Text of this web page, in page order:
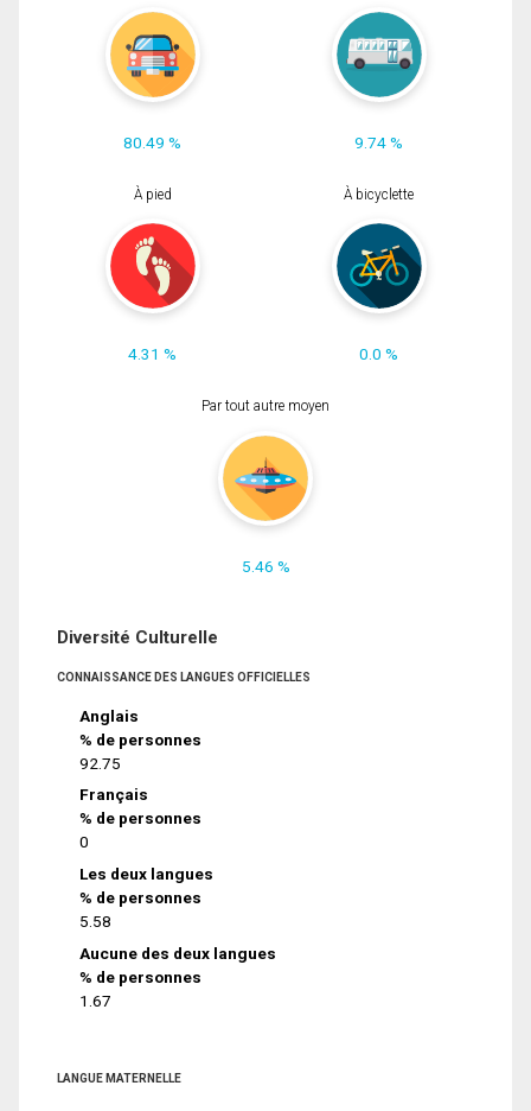
80.49 % 9.74 %
À pied
4.31 %
À bicyclette
0.0 %
Par tout autre moyen
5.46 %
Diversité Culturelle
CONNAISSANCE DES LANGUES OFFICIELLES
Anglais
% de personnes
92.75
Français
% de personnes
0
Les deux langues
% de personnes
5.58
Aucune des deux langues
% de personnes
1.67
LANGUE MATERNELLE